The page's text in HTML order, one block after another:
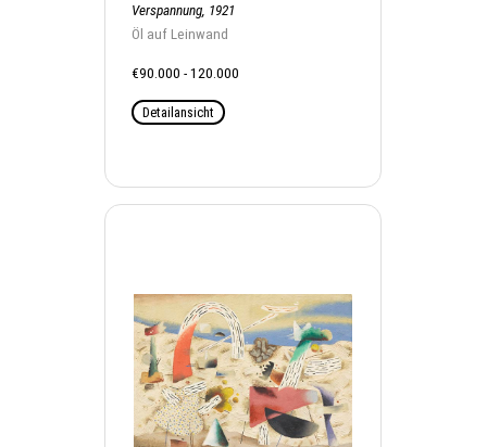
Verspannung, 1921
Öl auf Leinwand
€90.000 - 120.000
Detailansicht